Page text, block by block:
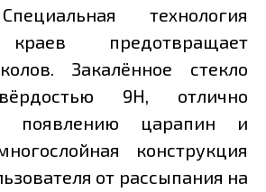
технология
предотвращает
Закалённое стекло
9Н, отлично
появлению царапин и
конструкция
от рассыпания на